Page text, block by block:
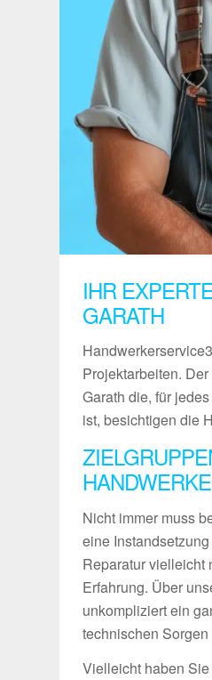
IHR
GARATH
Projektarbeiten.
Garath die, für
ist, besichtigen die
Nicht immer muss
eine
Reparatur vielleicht
Erfahrung. Über
unkompliziert ein
technischen
Vielleicht haben